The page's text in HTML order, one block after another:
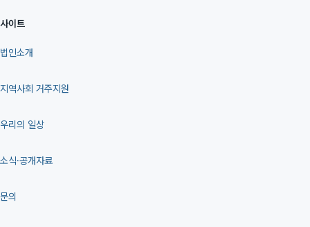
사이트
법인소개
지역사회 거주지원
우리의 일상
소식·공개자료
문의